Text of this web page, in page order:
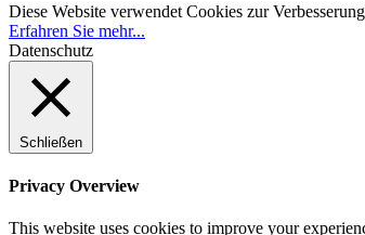
Diese Website verwendet Cookies zur
Erfahren Sie mehr...
Datenschutz
Schließen
Privacy Overview
This website uses cookies to improve your